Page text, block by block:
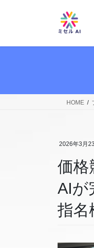
HOME
2026年3月
価格
AIが
指名